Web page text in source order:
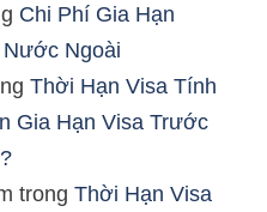
Chi Phí Gia Hạn
Ngoài
Thời Hạn Visa Tính
Gia Hạn Visa Trước
trong Thời Hạn Visa